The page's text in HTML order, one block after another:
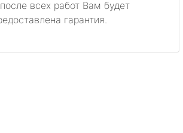
всех работ Вам будет
гарантия.